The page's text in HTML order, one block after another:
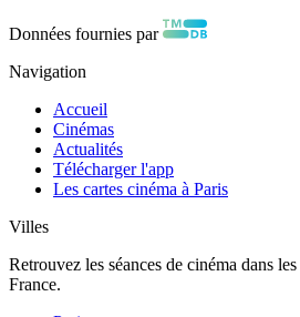
Données fournies par
Navigation
Accueil
Cinémas
Actualités
Télécharger l'app
Les cartes cinéma à Paris
Villes
Retrouvez les séances de cinéma dans
France.